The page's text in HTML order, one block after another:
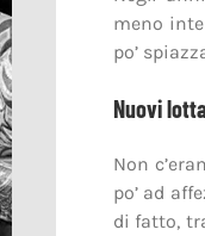
meno
po’
Nuovi
Non
po’ ad
di fatto,